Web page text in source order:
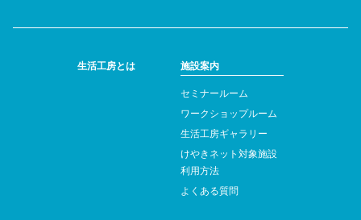
生活工房とは 施設案内
セミナールーム
ワークショップルーム
生活工房ギャラリー
けやきネット対象施設
利用方法
よくある質問